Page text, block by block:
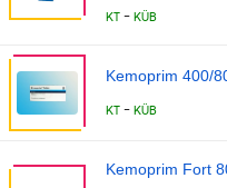
KT - KÜB
Kemoprim 400/
KT - KÜB
Kemoprim Fort